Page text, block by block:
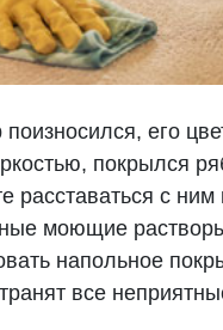
его
покрылся
расставаться с ним
моющие
напольное
все